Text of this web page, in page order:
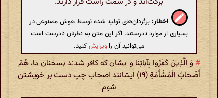
اخطار: برگردان‌های تولید شده توسط هوش مصنوعی در
بسیاری از موارد نادرستند. اگر این متن به نظرتان نادرست است
می‌توانید آن را ویرایشکنید.
# وَ الَّذِینَ کَفَرُوا بِآیاتِنا و ایشان که کافر شدند بسخنان ما، هُمْ
أَصْحابُ الْمَشْأَمَةِ (۱۹) ایشانند اصحاب چپ دست بر خویشتن
شوم‌